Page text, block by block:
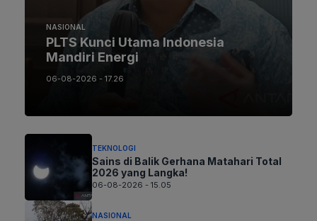
NASIONAL
PLTS Kunci Utama Indonesia
Mandiri Energi
06-08-2026 - 17.26
TEKNOLOGI
Sains di Balik Gerhana Matahari Total
2026 yang Langka!
06-08-2026 - 15.05
NASIONAL